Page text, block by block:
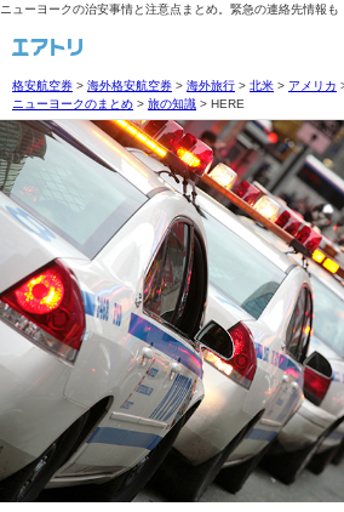
ニューヨークの治安事情と注意点まとめ。緊急の連絡先情報も
格安航空券 > 海外格安航空券 > 海外旅行 > 北米 > アメリカ
ニューヨークのまとめ > 旅の知識 > HERE